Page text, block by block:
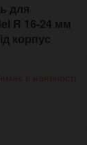
для
R 16-24 мм
корпус